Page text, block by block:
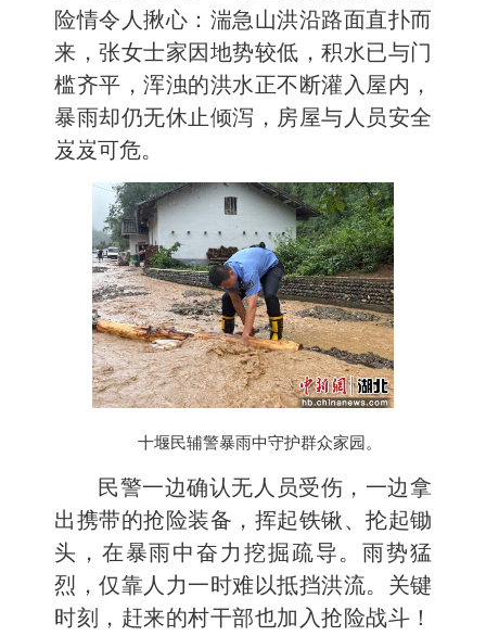
险情令人揪心：湍急山洪沿路面直扑而
来，张女士家因地势较低，积水已与门
槛齐平，浑浊的洪水正不断灌入屋内，
暴雨却仍无休止倾泻，房屋与人员安全
岌岌可危。
十堰民辅警暴雨中守护群众家园。
民警一边确认无人员受伤，一边拿
出携带的抢险装备，挥起铁锹、抡起锄
头，在暴雨中奋力挖掘疏导。雨势猛
烈，仅靠人力一时难以抵挡洪流。关键
时刻，赶来的村干部也加入抢险战斗！